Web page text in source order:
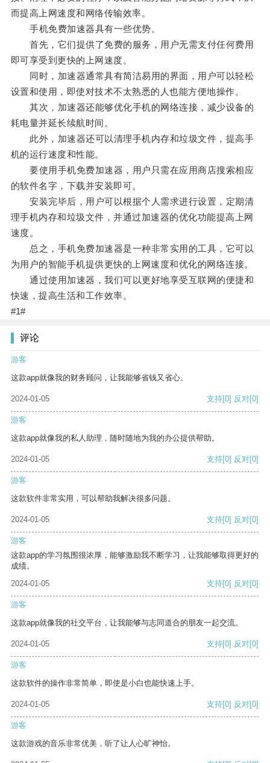
而提高上网速度和网络传输效率。
手机免费加速器具有一些优势。
首先，它们提供了免费的服务，用户无需支付任何费用
即可享受到更快的上网速度。
同时，加速器通常具有简洁易用的界面，用户可以轻松
设置和使用，即使对技术不太熟悉的人也能方便地操作。
其次，加速器还能够优化手机的网络连接，减少设备的
耗电量并延长续航时间。
此外，加速器还可以清理手机内存和垃圾文件，提高手
机的运行速度和性能。
要使用手机免费加速器，用户只需在应用商店搜索相应
的软件名字，下载并安装即可。
安装完毕后，用户可以根据个人需求进行设置，定期清
理手机内存和垃圾文件，并通过加速器的优化功能提高上网
速度。
总之，手机免费加速器是一种非常实用的工具，它可以
为用户的智能手机提供更快的上网速度和优化的网络连接。
通过使用加速器，我们可以更好地享受互联网的便捷和
快速，提高生活和工作效率。
#1#
评论
游客
这款app就像我的财务顾问，让我能够省钱又省心。
2024-01-05 支持[0] 反对[0]
游客
这款app就像我的私人助理，随时随地为我的办公提供帮助。
2024-01-05 支持[0] 反对[0]
游客
这款软件非常实用，可以帮助我解决很多问题。
2024-01-05 支持[0] 反对[0]
游客
这款app的学习氛围很浓厚，能够激励我不断学习，让我能够取得更好的
成绩。
2024-01-05
支持[0] 反对[0]
游客
这款app就像我的社交平台，让我能够与志同道合的朋友一起交流。
2024-01-05 支持[0] 反对[0]
游客
这款软件的操作非常简单，即使是小白也能快速上手。
2024-01-05 支持[0] 反对[0]
游客
这款游戏的音乐非常优美，听了让人心旷神怡。